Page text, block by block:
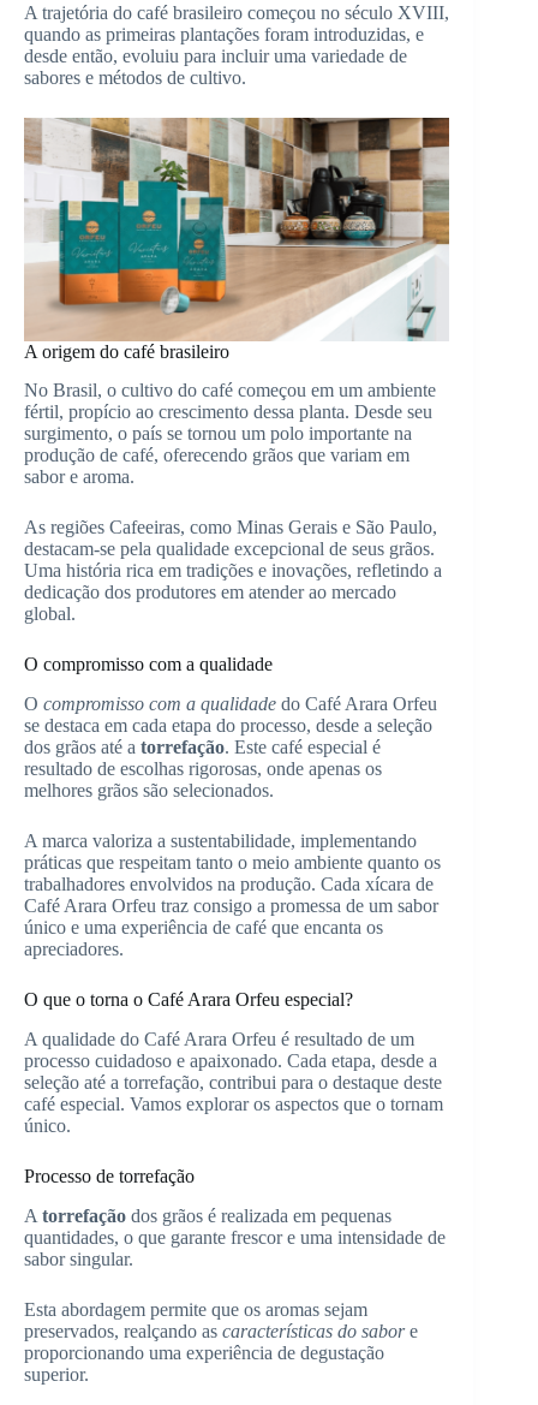
A trajetória do café brasileiro começou no século XVIII,
quando as primeiras plantações foram introduzidas, e
desde então, evoluiu para incluir uma variedade de
sabores e métodos de cultivo.
A origem do café brasileiro
No Brasil, o cultivo do café começou em um ambiente
fértil, propício ao crescimento dessa planta. Desde seu
surgimento, o país se tornou um polo importante na
produção de café, oferecendo grãos que variam em
sabor e aroma.
As regiões Cafeeiras, como Minas Gerais e São Paulo,
destacam-se pela qualidade excepcional de seus grãos.
Uma história rica em tradições e inovações, refletindo a
dedicação dos produtores em atender ao mercado
global.
O compromisso com a qualidade
O compromisso com a qualidade do Café Arara Orfeu
se destaca em cada etapa do processo, desde a seleção
dos grãos até a torrefação. Este café especial é
resultado de escolhas rigorosas, onde apenas os
melhores grãos são selecionados.
A marca valoriza a sustentabilidade, implementando
práticas que respeitam tanto o meio ambiente quanto os
trabalhadores envolvidos na produção. Cada xícara de
Café Arara Orfeu traz consigo a promessa de um sabor
único e uma experiência de café que encanta os
apreciadores.
O que o torna o Café Arara Orfeu especial?
A qualidade do Café Arara Orfeu é resultado de um
processo cuidadoso e apaixonado. Cada etapa, desde a
seleção até a torrefação, contribui para o destaque deste
café especial. Vamos explorar os aspectos que o tornam
único.
Processo de torrefação
A torrefação dos grãos é realizada em pequenas
quantidades, o que garante frescor e uma intensidade de
sabor singular.
Esta abordagem permite que os aromas sejam
preservados, realçando as características do sabore
proporcionando uma experiência de degustação
superior.